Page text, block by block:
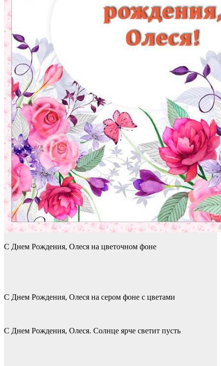
С Днем Рождения, Олеся на цветочном фоне
С Днем Рождения, Олеся на сером фоне с цветами
С Днем Рождения, Олеся. Солнце ярче светит пусть